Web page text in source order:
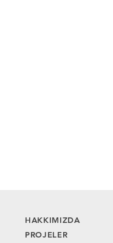
HAKKIMIZDA
PROJELER